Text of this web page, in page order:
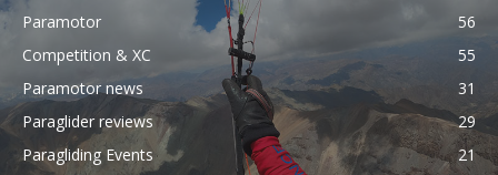
Paramotor
56
Competition & XC
55
Paramotor news
31
Paraglider reviews
29
Paragliding Events
21